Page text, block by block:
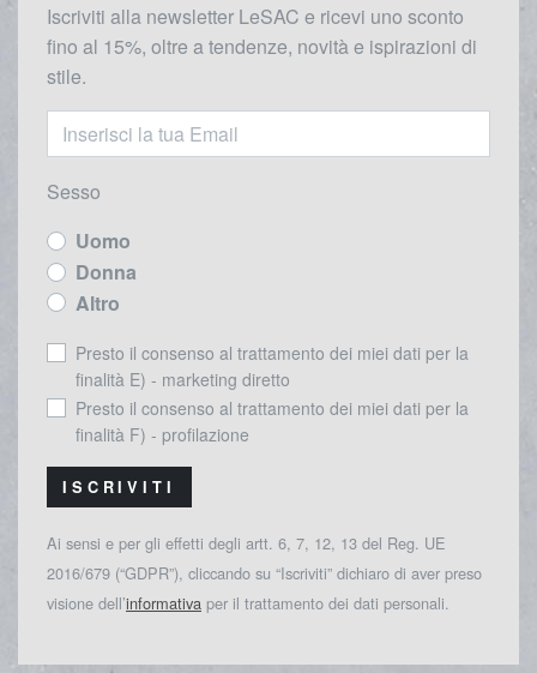
Iscriviti alla newsletter LeSAC e ricevi uno sconto
fino al 15%, oltre a tendenze, novità e ispirazioni di
stile.
Sesso
Uomo
Donna
Altro
Presto il consenso al trattamento dei miei dati per la
finalità E) - marketing diretto
Presto il consenso al trattamento dei miei dati per la
finalità F) - profilazione
ISCRIVITI
Ai sensi e per gli effetti degli artt. 6, 7, 12, 13 del Reg. UE
2016/679 (“GDPR”), cliccando su “Iscriviti” dichiaro di aver preso
visione dell’informativa per il trattamento dei dati personali.